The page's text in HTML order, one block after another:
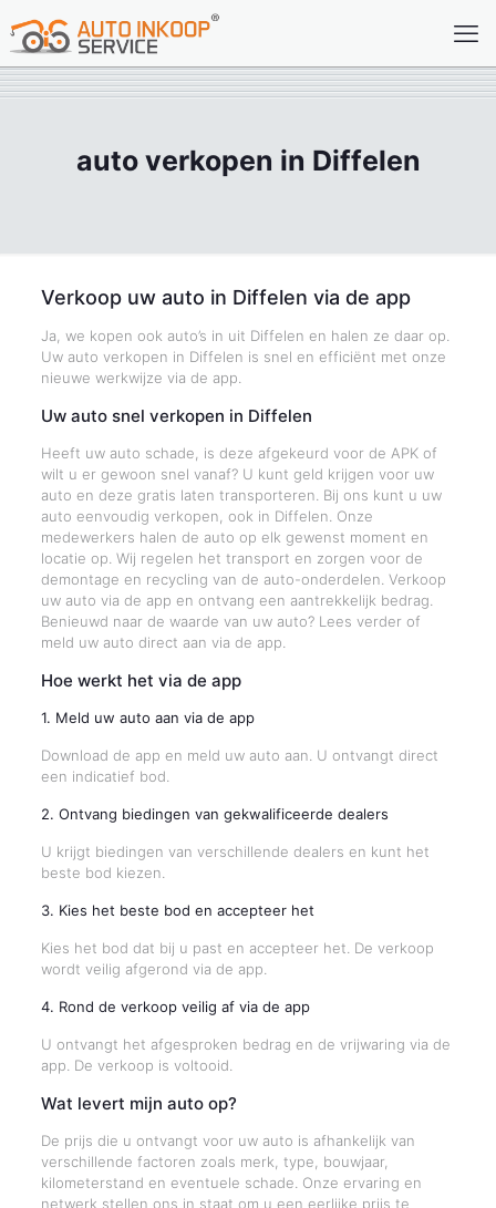
auto verkopen in Diffelen
Verkoop uw auto in Diffelen via de app
Ja, we kopen ook auto’s in uit Diffelen en halen ze daar op.
Uw auto verkopen in Diffelen is snel en efficiënt met onze
nieuwe werkwijze via de app.
Uw auto snel verkopen in Diffelen
Heeft uw auto schade, is deze afgekeurd voor de APK of
wilt u er gewoon snel vanaf? U kunt geld krijgen voor uw
auto en deze gratis laten transporteren. Bij ons kunt u uw
auto eenvoudig verkopen, ook in Diffelen. Onze
medewerkers halen de auto op elk gewenst moment en
locatie op. Wij regelen het transport en zorgen voor de
demontage en recycling van de auto-onderdelen. Verkoop
uw auto via de app en ontvang een aantrekkelijk bedrag.
Benieuwd naar de waarde van uw auto? Lees verder of
meld uw auto direct aan via de app.
Hoe werkt het via de app
1. Meld uw auto aan via de app
Download de app en meld uw auto aan. U ontvangt direct
een indicatief bod.
2. Ontvang biedingen van gekwalificeerde dealers
U krijgt biedingen van verschillende dealers en kunt het
beste bod kiezen.
3. Kies het beste bod en accepteer het
Kies het bod dat bij u past en accepteer het. De verkoop
wordt veilig afgerond via de app.
4. Rond de verkoop veilig af via de app
U ontvangt het afgesproken bedrag en de vrijwaring via de
app. De verkoop is voltooid.
Wat levert mijn auto op?
De prijs die u ontvangt voor uw auto is afhankelijk van
verschillende factoren zoals merk, type, bouwjaar,
kilometerstand en eventuele schade. Onze ervaring en
netwerk stellen ons in staat om u een eerlijke prijs te